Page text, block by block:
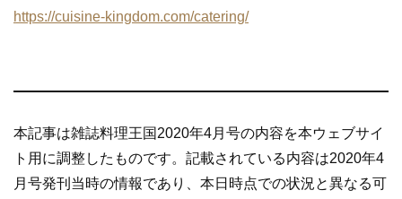
https://cuisine-kingdom.com/catering/
本記事は雑誌料理王国2020年4月号の内容を本ウェブサイ
ト用に調整したものです。記載されている内容は2020年4
月号発刊当時の情報であり、本日時点での状況と異なる可